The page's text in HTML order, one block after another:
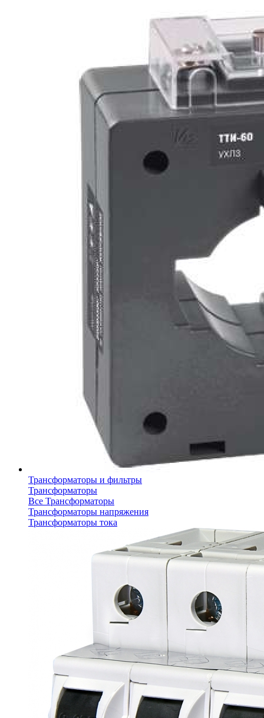
Трансформаторы и фильтры
Трансформаторы
Все Трансформаторы
Трансформаторы напряжения
Трансформаторы тока